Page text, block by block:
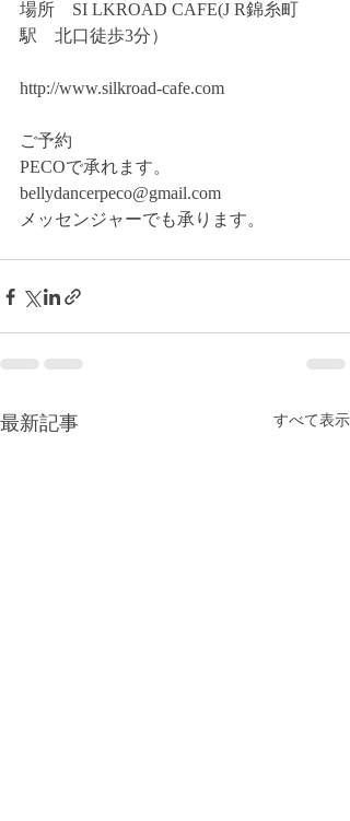
場所　SI LKROAD CAFE(J R錦糸町
駅　北口徒歩3分）
http://www.silkroad-cafe.com
ご予約
PECOで承れます。
bellydancerpeco@gmail.com
メッセンジャーでも承ります。
最新記事 すべて表示